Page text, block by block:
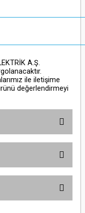
A.Ş.
ile iletişime
değerlendirmeyi